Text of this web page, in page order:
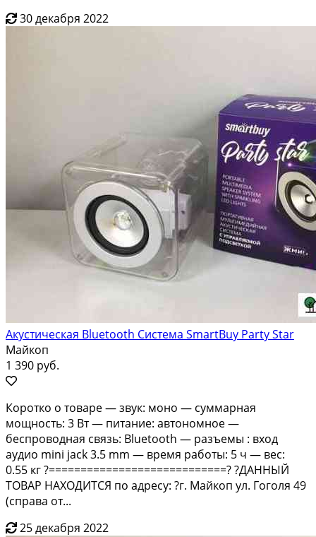
30 декабря 2022
Акустическая Bluetooth Система SmartBuy Party Star
Майкоп
1 390 руб.
Коротко о товаре — звук: моно — суммарная
мощность: 3 Вт — питание: автономное —
беспроводная связь: Bluetooth — разъемы : вход
аудио mini jack 3.5 mm — время работы: 5 ч — вес:
0.55 кг ?============================? ?ДАННЫЙ
ТОВАР НАХОДИТСЯ по адресу: ?г. Майкоп ул. Гоголя 49
(справа от...
25 декабря 2022